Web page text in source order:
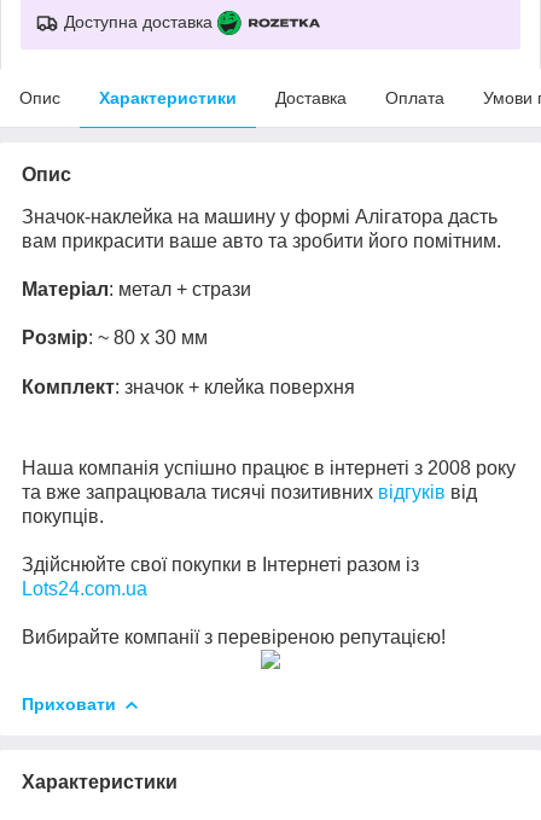
Доступна доставка
Опис Характеристики Доставка Оплата Умови
Опис
Значок-наклейка на машину у формі Алігатора дасть
вам прикрасити ваше авто та зробити його помітним.
Матеріал: метал + стрази
Розмір: ~ 80 x 30 мм
Комплект: значок + клейка поверхня
Наша компанія успішно працює в інтернеті з 2008 року
та вже запрацювала тисячі позитивних відгуків від
покупців.
Здійснюйте свої покупки в Інтернеті разом із
Lots24.com.ua
Вибирайте компанії з перевіреною репутацією!
Приховати
Характеристики